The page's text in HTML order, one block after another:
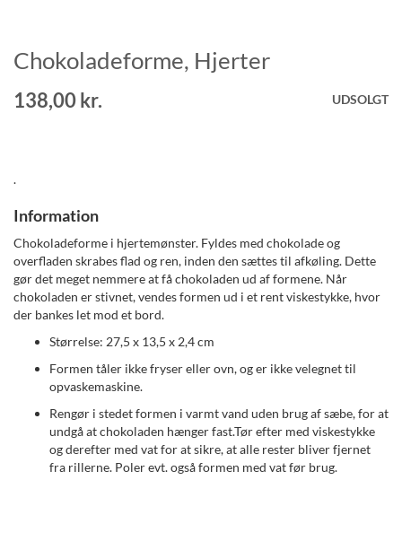
Gå
til
starten
af
Chokoladeforme, Hjerter
138,00 kr. UDSOLGT
.
Information
Chokoladeforme i hjertemønster. Fyldes med chokolade og
overfladen skrabes flad og ren, inden den sættes til afkøling. Dette
gør det meget nemmere at få chokoladen ud af formene. Når
chokoladen er stivnet, vendes formen ud i et rent viskestykke, hvor
der bankes let mod et bord.
Størrelse: 27,5 x 13,5 x 2,4 cm
Formen tåler ikke fryser eller ovn, og er ikke velegnet til
opvaskemaskine.
Rengør i stedet formen i varmt vand uden brug af sæbe, for at
undgå at chokoladen hænger fast.Tør efter med viskestykke
og derefter med vat for at sikre, at alle rester bliver fjernet
fra rillerne. Poler evt. også formen med vat før brug.